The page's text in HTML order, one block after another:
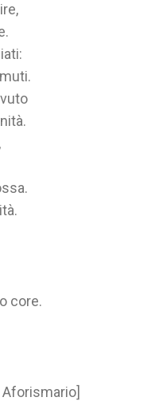
core.
Aforismario]